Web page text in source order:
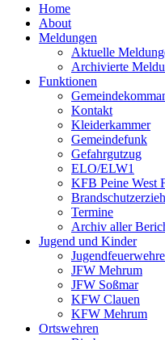
Home
About
Meldungen
Aktuelle
Archivierte
Funktionen
Kontakt
Kleiderkammer
Gemeindefunk
Gefahrgutzug
ELO/ELW1
KFB Peine West
Termine
Archiv aller
Jugend und Kinder
JFW Mehrum
JFW Soßmar
KFW Clauen
KFW Mehrum
Ortswehren